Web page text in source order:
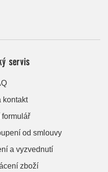
servis
kontakt
formulář
od smlouvy
a vyzvednutí
zboží